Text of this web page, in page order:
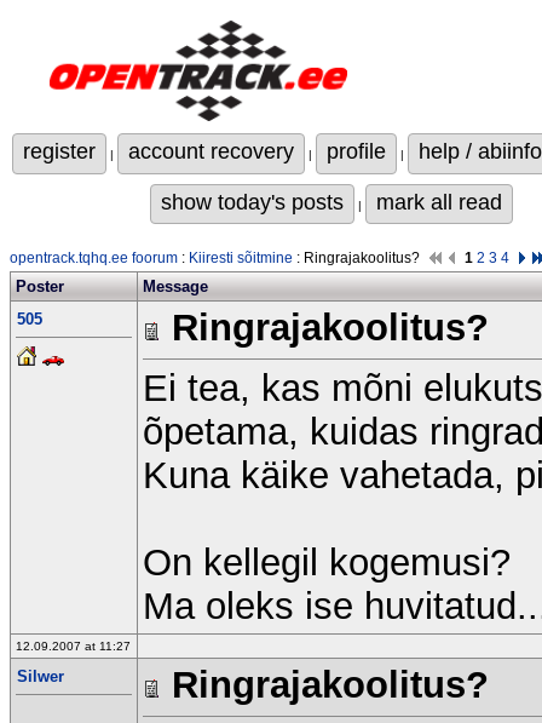
register | account recovery | profile | help / abiinfo
show today's posts | mark all read
opentrack.tqhq.ee foorum : Kiiresti sõitmine : Ringrajakoolitus? 1 2 3 4
Poster
Message
505
Ringrajakoolitus?
Ei tea, kas mõni
õpetama, kuidas
Kuna käike vahetada,
On kellegil kogemusi?
Ma oleks ise
12.09.2007 at 11:27
Silwer
Ringrajakoolitus?